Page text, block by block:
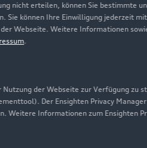
nicht erteilen, können Sie bestimmte
können Ihre Einwilligung jederzeit
Webseite. Weitere Informationen
.
der Webseite zur Verfügung zu
Der Ensighten Privacy
Weitere Informationen zum Ensighten